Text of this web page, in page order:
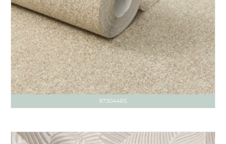
973044RS